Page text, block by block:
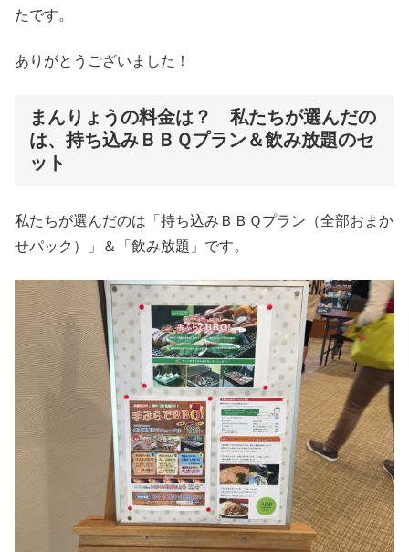
たです。
ありがとうございました！
まんりょうの料金は？ 私たちが選んだの
は、持ち込みＢＢＱプラン＆飲み放題のセ
ット
私たちが選んだのは「持ち込みＢＢＱプラン（全部おまか
せパック）」＆「飲み放題」です。